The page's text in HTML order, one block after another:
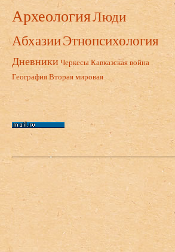
АрхеологияЛюди
АбхазииЭтнопсихология
Дневники ЧеркесыКавказская война
ГеографияВторая мировая
Нижний колонтитул